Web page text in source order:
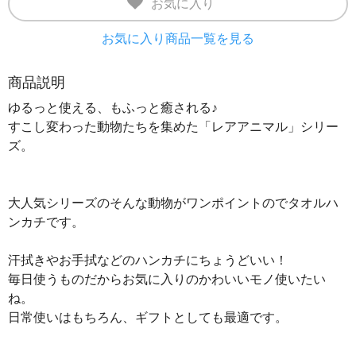
お気に入り
お気に入り商品一覧を見る
商品説明
ゆるっと使える、もふっと癒される♪
すこし変わった動物たちを集めた「レアアニマル」シリー
ズ。
大人気シリーズのそんな動物がワンポイントのでタオルハ
ンカチです。
汗拭きやお手拭などのハンカチにちょうどいい！
毎日使うものだからお気に入りのかわいいモノ使いたい
ね。
日常使いはもちろん、ギフトとしても最適です。